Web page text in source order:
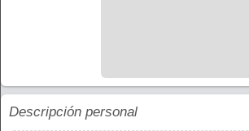
Descripción personal